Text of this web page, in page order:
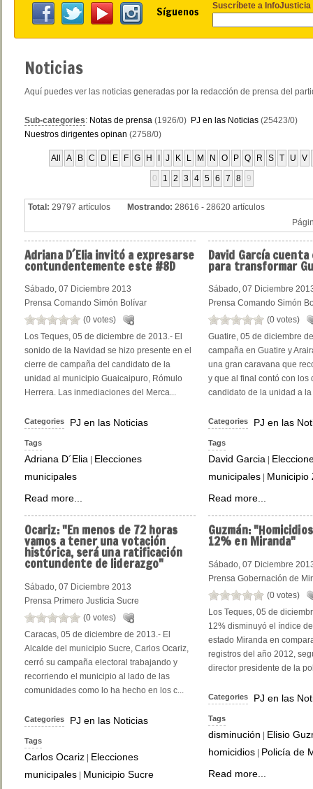
Síguenos Suscríbete a InfoJusticia
Noticias
Aquí puedes ver las noticias generadas por la redacción de prensa del
Sub-categories: Notas de prensa (1926/0) PJ en las Noticias (25423/0)
Nuestros dirigentes opinan (2758/0)
All A B C D E F G H J K L M N O P Q R S T U V
0 1 2 3 4 5 6 7 8 9
Total: 29797 artículos Mostrando: 28616 - 28620 artículos
AdrianaD´Elia invitó a expresarse
contundentemente este #8D
Sábado, 07 Diciembre 2013
Prensa Comando Simón Bolívar
(0 votes)
Los Teques, 05 de diciembre de 2013.- El
sonido de la Navidad se hizo presente en el
cierre de campaña del candidato de la
unidad al municipio Guaicaipuro, Rómulo
Herrera. Las inmediaciones del Merca...
Categories PJ en las Noticias
Tags
Adriana D´Elia
Elecciones
municipales
Read more...
David García
para transformar
Sábado, 07 Diciembre
Prensa Comando Simón
(0 votes)
Guatire, 05 de diciembre
campaña en Guatire y
una gran caravana que
y que al final contó con los
candidato de la unidad a
Categories PJ en las
Tags
David Garcia
municipales
Municipio
Read more...
Ocariz:"En menos de 72 horas
vamos a tener una votación
histórica, será una ratificación
contundente de liderazgo"
Sábado, 07 Diciembre 2013
Prensa Primero Justicia Sucre
(0 votes)
Caracas, 05 de diciembre de 2013.- El
Alcalde del municipio Sucre, Carlos Ocariz,
cerró su campaña electoral trabajando y
recorriendo el municipio al lado de las
comunidades como lo ha hecho en los c...
Categories PJ en las Noticias
Tags
Carlos Ocariz | Elecciones
municipales | Municipio Sucre
Guzmán:
12% en Miranda"
Sábado, 07 Diciembre
Prensa Gobernación de
(0 votes)
Los Teques, 05 de
12% disminuyó el índice
estado Miranda en
registros del año 2012,
director presidente de la
Categories PJ en las
Tags
disminución | Elisio
homicidios | Policía de
Read more...